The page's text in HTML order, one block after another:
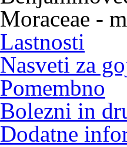
Moraceae -
Lastnosti
Nasveti za
Pomembno
Bolezni in
Dodatne